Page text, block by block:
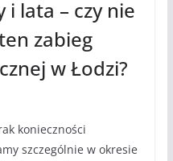
i lata – czy nie
zabieg
w Łodzi?
konieczności
szczególnie w okresie